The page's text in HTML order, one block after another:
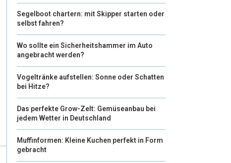
Segelboot chartern: mit Skipper starten oder
selbst fahren?
Wo sollte ein Sicherheitshammer im Auto
angebracht werden?
Vogeltränke aufstellen: Sonne oder Schatten
bei Hitze?
Das perfekte Grow-Zelt: Gemüseanbau bei
jedem Wetter in Deutschland
Muffinformen: Kleine Kuchen perfekt in Form
gebracht